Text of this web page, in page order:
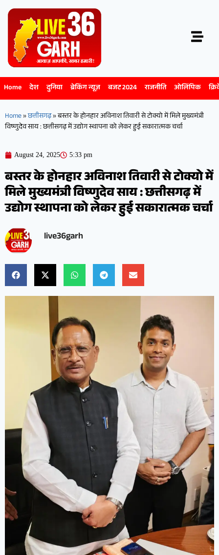
Home देश दुनिया ब्रेकिंग न्यूज़ बजट 2024 राजनीति ओलिंपिक
Home»छत्तीसगढ़»बस्तर के होनहार अविनाश तिवारी से टोक्यो में मिले मुख्यमंत्री
विष्णुदेव साय : छत्तीसगढ़ में उद्योग स्थापना को लेकर हुई सकारात्मक चर्चा
August 24, 2025 5:33 pm
बस्तर के होनहार अविनाश तिवारी से टोक्यो में
मिले मुख्यमंत्री विष्णुदेव साय : छत्तीसगढ़ में
उद्योग स्थापना को लेकर हुई सकारात्मक चर्चा
live36garh